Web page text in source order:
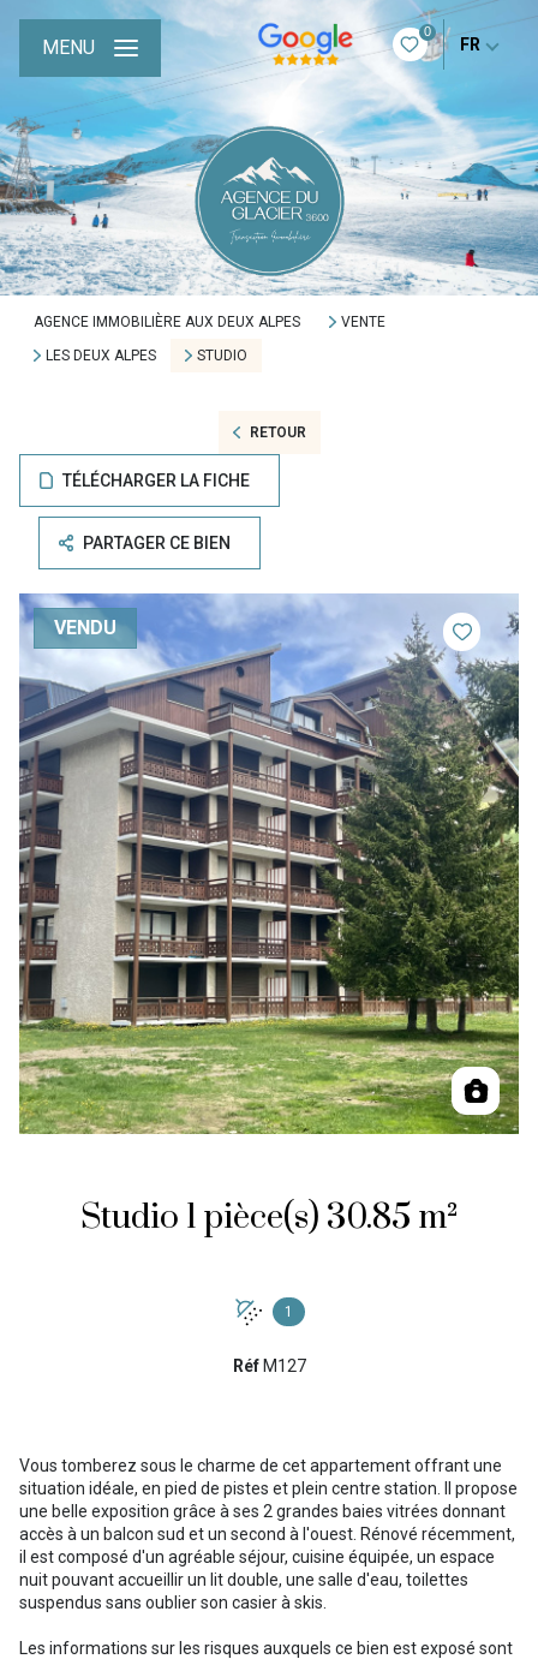
0
FR
MENU
AGENCE IMMOBILIÈRE AUX DEUX ALPES
VENTE
LES DEUX ALPES
STUDIO
RETOUR
TÉLÉCHARGER LA FICHE
PARTAGER CE BIEN
VENDU
Studio 1 pièce(s) 30.85 m²
1
Réf M127
Vous tomberez sous le charme de cet appartement offrant une
situation idéale, en pied de pistes et plein centre station. Il propose
une belle exposition grâce à ses 2 grandes baies vitrées donnant
accès à un balcon sud et un second à l'ouest. Rénové récemment,
il est composé d'un agréable séjour, cuisine équipée, un espace
nuit pouvant accueillir un lit double, une salle d'eau, toilettes
suspendus sans oublier son casier à skis.
Les informations sur les risques auxquels ce bien est exposé sont